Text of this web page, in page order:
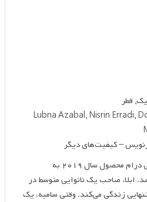
قطر
– کیفیت‌های دیگر
آدم، نام فیلمی درام محصول سال ۲۰۱۹ به
ابلا، صاحب یک نانوایی متوسط در
دختر ۸ ساله‌اش تنهایی زندگی می‌کند. وقتی سامیه، یک